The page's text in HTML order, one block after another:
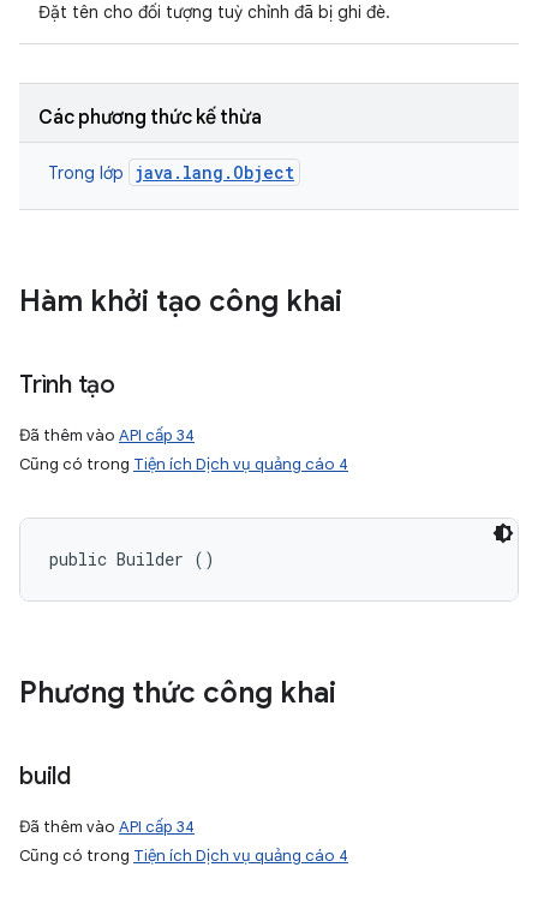
Đặt tên cho đối tượng tuỳ chỉnh đã bị ghi đè.
Các phương thức kế thừa
Trong lớp java.lang.Object
Hàm khởi tạo công khai
Trình tạo
Đã thêm vào API cấp 34
Cũng có trong Tiện ích Dịch vụ quảng cáo 4
public Builder ()
Phương thức công khai
build
Đã thêm vào API cấp 34
Cũng có trong Tiện ích Dịch vụ quảng cáo 4